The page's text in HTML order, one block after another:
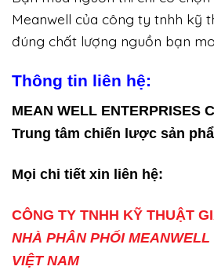
Meanwell của công ty tnhh kỹ
đúng chất lượng nguồn bạn
Thông tin liên hệ:
MEAN WELL ENTERPRISES
Trung tâm chiến lược sản
Mọi chi tiết xin liên hệ:
CÔNG TY TNHH KỸ THUẬT
NHÀ PHÂN PHỐI
VIỆT NAM